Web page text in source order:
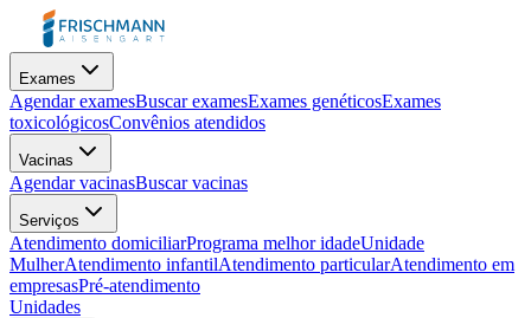
Exames
Agendar examesBuscar examesExames genéticosExames
toxicológicosConvênios atendidos
Vacinas
Agendar vacinasBuscar vacinas
Serviços
Atendimento domiciliarPrograma melhor idadeUnidade
MulherAtendimento infantilAtendimento particularAtendimento em
empresasPré-atendimento
Unidades